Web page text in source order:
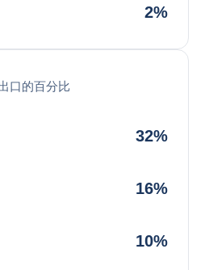
2%
口的百分比
32%
16%
10%